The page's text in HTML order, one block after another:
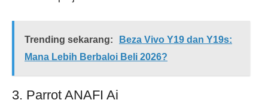
Trending sekarang:
Beza Vivo Y19 dan Y19s:
Mana Lebih Berbaloi Beli 2026?
3. Parrot ANAFI Ai